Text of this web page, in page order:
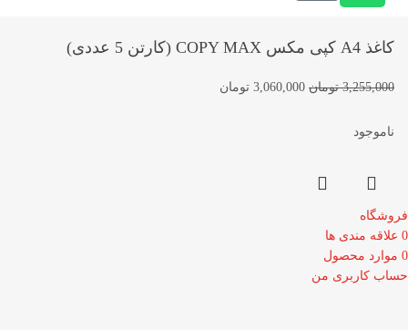
کاغذ A4 کپی مکس COPY MAX (کارتن 5 عددی)
3,255,000 تومان 3,060,000 تومان
ناموجود
فروشگاه
0 علاقه مندی ها
0 موارد محصول
حساب کاربری من